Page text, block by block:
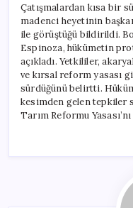
Çatışmalardan kısa bir
madenci heyetinin
ile görüştüğü bildirildi.
Espinoza, hükümetin
açıkladı. Yetkililer,
ve kırsal reform yasası
sürdüğünü belirtti.
kesimden gelen tepkiler
Tarım Reformu